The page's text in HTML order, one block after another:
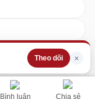
Bình luận Chia sẻ
Theo dõi ×